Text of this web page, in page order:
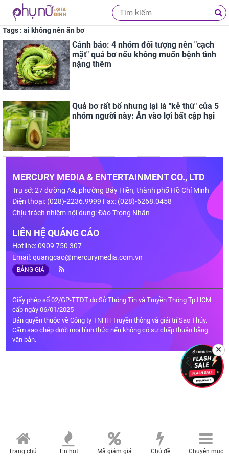
Tags : ai không nên ăn bơ
Cảnh báo: 4 nhóm đối tượng nên "cạch
mặt" quả bơ nếu không muốn bệnh tình
nặng thêm
Quả bơ rất bổ nhưng lại là "kẻ thù" của 5
nhóm người này: Ăn vào lợi bất cập hại
MERCURY MEDIA & ENTERTAINMENT CO., LTD
Trụ sở: 27 đường A4, phường Bảy Hiền, thành phố Hồ Chí Minh
Điện thoại: (028)-2236.9999 Fax: (028)-6268.0458
Chịu trách nhiệm nội dung: Đào Trọng Nhân
LIÊN HỆ QUẢNG CÁO
Hotline: 0909 750 307
Email:quangcao@mercurymedia.com.vn
BẢNG GIÁ
Giấy phép số 02/GP-TTĐT do Sở Thông Tin và Truyền Thông Tp.HCM
cấp ngày 06/01/2025
Bản quyền thuộc về Công ty TNHH Truyền thông và giải trí Sao Thủy.
Cấm sao chép dưới mọi hình thức nếu không có sự chấp thuận bằng
văn bản.
Trang chủ Tin hot Mã giảm giá Chủ đề Chuyên mục
✕